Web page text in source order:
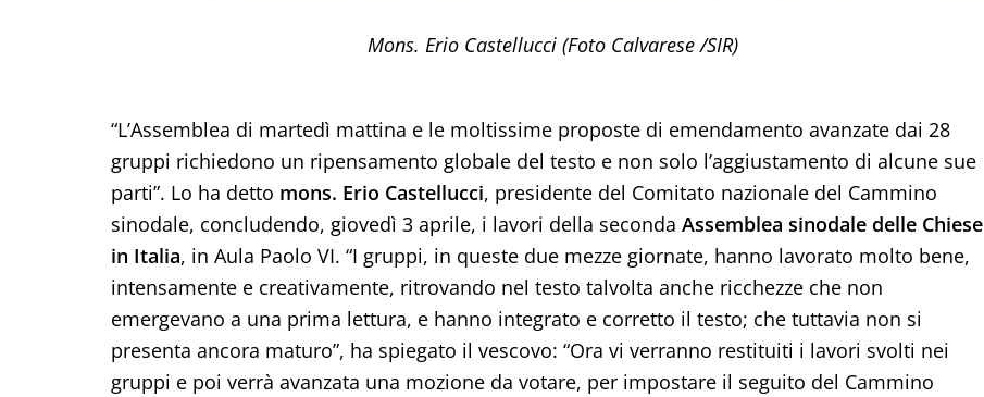
Mons. Erio Castellucci (Foto Calvarese /SIR)
“L’Assemblea di martedì mattina e le moltissime proposte di emendamento avanzate dai 28
gruppi richiedono un ripensamento globale del testo e non solo l’aggiustamento di alcune sue
parti”. Lo ha detto mons. Erio Castellucci, presidente del Comitato nazionale del Cammino
sinodale, concludendo, giovedì 3 aprile, i lavori della seconda Assemblea sinodale delle Chiese
in Italia, in Aula Paolo VI. “I gruppi, in queste due mezze giornate, hanno lavorato molto bene,
intensamente e creativamente, ritrovando nel testo talvolta anche ricchezze che non
emergevano a una prima lettura, e hanno integrato e corretto il testo; che tuttavia non si
presenta ancora maturo”, ha spiegato il vescovo: “Ora vi verranno restituiti i lavori svolti nei
gruppi e poi verrà avanzata una mozione da votare, per impostare il seguito del Cammino